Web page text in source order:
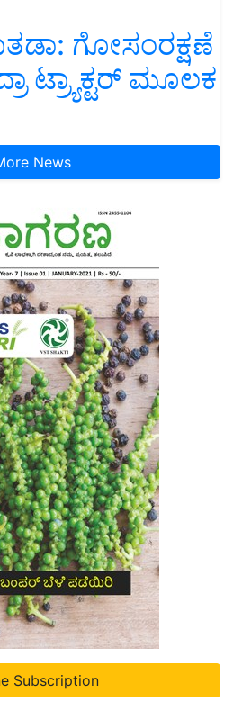
ಗೋಸಂರಕ್ಷಣೆ
ಟ್ರ್ಯಾಕ್ಟರ್ ಮೂಲಕ
News
Subscription